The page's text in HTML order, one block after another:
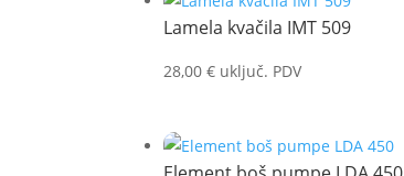
Lamela kvačila IMT 509
28,00€ uključ. PDV